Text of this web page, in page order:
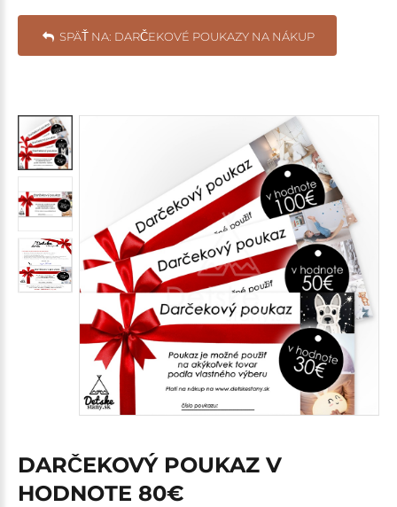
SPÄŤ NA: DARČEKOVÉ POUKAZY NA NÁKUP
DARČEKOVÝ POUKAZ V
HODNOTE 80€